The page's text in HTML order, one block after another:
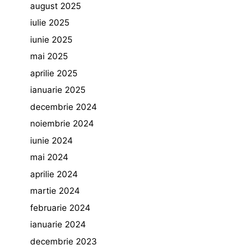
august 2025
iulie 2025
iunie 2025
mai 2025
aprilie 2025
ianuarie 2025
decembrie 2024
noiembrie 2024
iunie 2024
mai 2024
aprilie 2024
martie 2024
februarie 2024
ianuarie 2024
decembrie 2023